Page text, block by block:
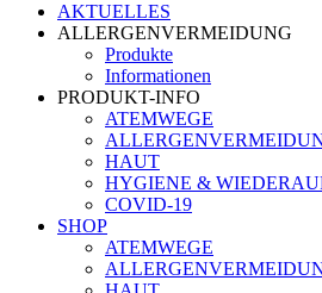
AKTUELLES
ALLERGENVERMEIDUNG
Produkte
Informationen
PRODUKT-INFO
ATEMWEGE
HAUT
HYGIENE &
COVID-19
SHOP
ATEMWEGE